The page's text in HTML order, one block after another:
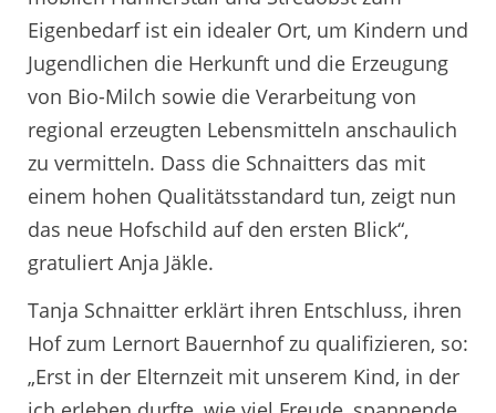
Eigenbedarf ist ein idealer Ort, um Kindern und
Jugendlichen die Herkunft und die Erzeugung
von Bio-Milch sowie die Verarbeitung von
regional erzeugten Lebensmitteln anschaulich
zu vermitteln. Dass die Schnaitters das mit
einem hohen Qualitätsstandard tun, zeigt nun
das neue Hofschild auf den ersten Blick“,
gratuliert Anja Jäkle.
Tanja Schnaitter erklärt ihren Entschluss, ihren
Hof zum Lernort Bauernhof zu qualifizieren, so:
„Erst in der Elternzeit mit unserem Kind, in der